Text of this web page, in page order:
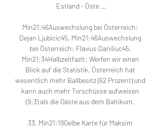
Estland - Öste …
Min21:46Auswechslung bei Österreich:
Dejan Ljubicic45. Min21:46Auswechslung
bei Österreich: Flavius Daniliuc45.
Min21:34Halbzeitfazit: Werfen wir einen
Blick auf die Statistik. Österreich hat
wesentlich mehr Ballbesitz (62 Prozent) und
kann auch mehr Torschüsse aufweisen
(9:3) als die Gäste aus dem Baltikum.
33. Min21:19Gelbe Karte für Maksim